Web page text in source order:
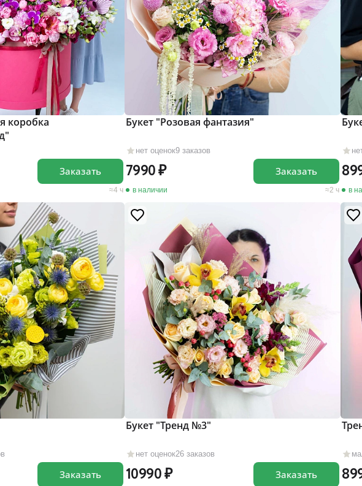
коробка
4 ч
Заказать
нет оценок9 заказов
Букет "Розовая фантазия"
7990
в наличии 2 ч
Заказать
в
Заказать
нет оценок26 заказов
Букет "Тренд №3"
10990 Заказать